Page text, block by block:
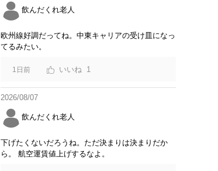
飲んだくれ老人
欧州線好調だってね。中東キャリアの受け皿になっ
てるみたい。
1日前 1
2026/08/07
飲んだくれ老人
下げたくないだろうね。ただ決まりは決まりだか
ら。 航空運賃値上げするなよ。